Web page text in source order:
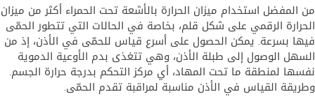
من المفضل استخدام ميزان الحرارة بالأشعة تحت الحمراء أكثر من ميزان
الحرارة الرقمي على شكل قلم، بخاصة في الحالات التي تتطور الحمّى
فيها بسرعة. يمكن الحصول على أسرع قياس للحمّى في الأذن، إذ من
السهل الوصول إلى طبلة الأذن، وهي تتغذى بدم الأوعية الدموية
نفسها لمنطقة ما تحت المهاد، أي مركز التحكم بدرجة حرارة الجسم.
وطريقة القياس في الأذن مناسبة لمراقبة تقدم الحمّى.